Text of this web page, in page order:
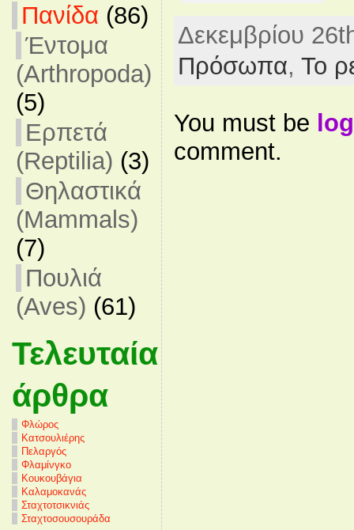
Πανίδα (86)
Έντομα
(Arthropoda)
(5)
Ερπετά
(Reptilia) (3)
Θηλαστικά
(Mammals)
(7)
Πουλιά
(Aves) (61)
Τελευταία
άρθρα
Φλώρος
Κατσουλιέρης
Πελαργός
Φλαμίνγκο
Κουκουβάγια
Καλαμοκανάς
Σταχτοτσικνιάς
Σταχτοσουσουράδα
Δεκεμβρίου
Πρόσωπα, Το
You must be
comment.